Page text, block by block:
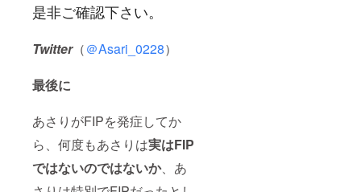
是非ご確認下さい。
Twitter（＠Asari_0228）
最後に
あさりがFIPを発症してか
ら、何度もあさりは実はFIP
ではないのではないか、あ